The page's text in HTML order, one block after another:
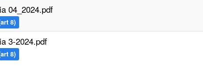
04_2024.pdf
8)
3-2024.pdf
8)